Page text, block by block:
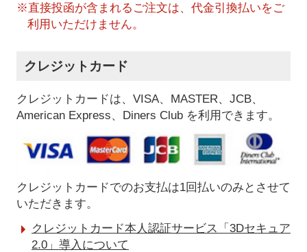
※直接投函が含まれるご注文は、代金引換払いをご
利用いただけません。
クレジットカード
クレジットカードは、VISA、MASTER、JCB、
American Express、Diners Club を利用できます。
クレジットカードでのお支払は1回払いのみとさせて
いただきます。
クレジットカード本人認証サービス「3Dセキュア
2.0」導入について